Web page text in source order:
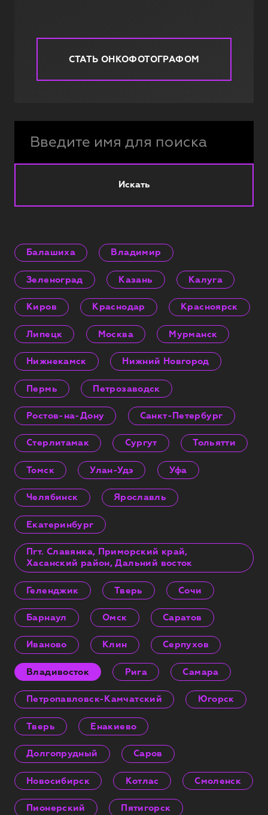
СТАТЬ ОНКОФОТОГРАФОМ
Искать
Балашиха Владимир
Зеленоград Казань Калуга
Киров Краснодар Красноярск
Липецк Москва Мурманск
Нижнекамск Нижний Новгород
Пермь Петрозаводск
Ростов-на-Дону Санкт-Петербург
Стерлитамак Сургут Тольятти
Томск Улан-Удэ Уфа
Челябинск Ярославль
Екатеринбург
Пгт. Славянка, Приморский край,
Хасанский район, Дальний восток
Геленджик Тверь Сочи
Барнаул Омск Саратов
Иваново Клин Серпухов
Владивосток Рига Самара
Петропавловск-Камчатский Югорск
Тверь Енакиево
Долгопрудный Саров
Новосибирск Котлас Смоленск
Пионерский Пятигорск